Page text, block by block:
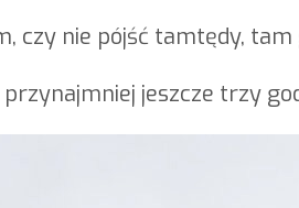
czy nie pójść tamtędy,
jeszcze trzy